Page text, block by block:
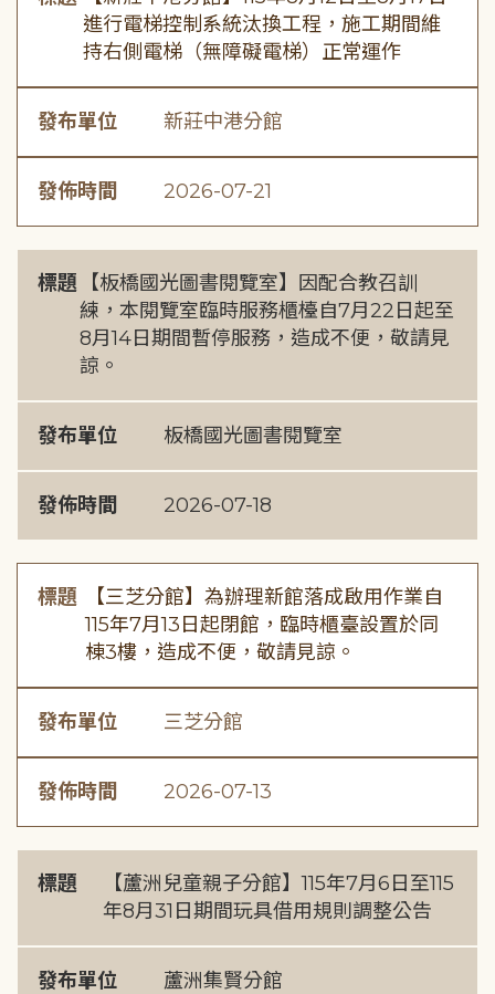
進行電梯控制系統汰換工程，施工期間維
持右側電梯（無障礙電梯）正常運作
發布單位 新莊中港分館
發佈時間 2026-07-21
標題
【板橋國光圖書閱覽室】因配合教召訓
練，本閱覽室臨時服務櫃檯自7月22日起至
8月14日期間暫停服務，造成不便，敬請見
諒。
發布單位 板橋國光圖書閱覽室
發佈時間 2026-07-18
標題
【三芝分館】為辦理新館落成啟用作業自
115年7月13日起閉館，臨時櫃臺設置於同
棟3樓，造成不便，敬請見諒。
發布單位 三芝分館
發佈時間 2026-07-13
標題
【蘆洲兒童親子分館】115年7月6日至115
年8月31日期間玩具借用規則調整公告
發布單位 蘆洲集賢分館